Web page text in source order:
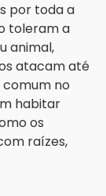
por toda a
toleram a
animal,
atacam até
comum no
habitar
os
raízes,